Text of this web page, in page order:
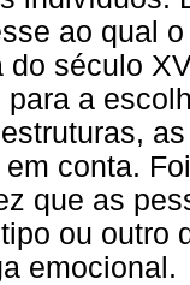
ao qual
do século
a
conta.
que as
ou outro
emocional.